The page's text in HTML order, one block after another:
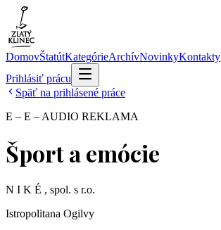
DomovŠtatútKategórieArchívNovinkyKontakty
Prihlásiť prácu
Späť na prihlásené práce
E – E – AUDIO REKLAMA
Šport a emócie
N I K É , spol. s r.o.
Istropolitana Ogilvy